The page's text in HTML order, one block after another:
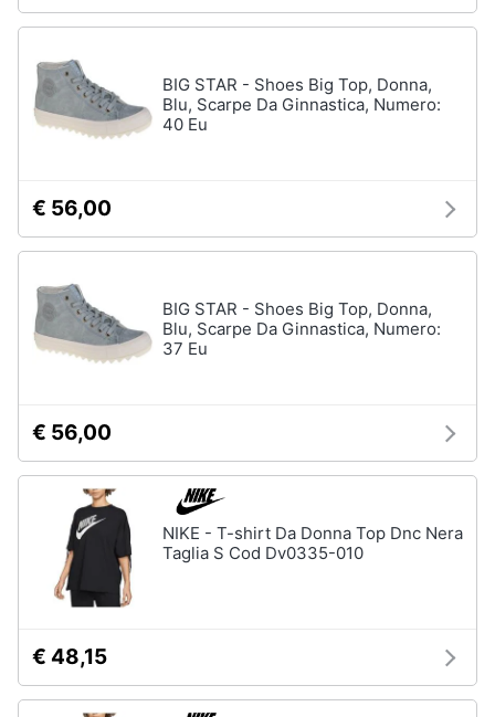
BIG STAR - Shoes Big Top, Donna,
Blu, Scarpe Da Ginnastica, Numero:
40 Eu
€ 56,00
BIG STAR - Shoes Big Top, Donna,
Blu, Scarpe Da Ginnastica, Numero:
37 Eu
€ 56,00
NIKE - T-shirt Da Donna Top Dnc Nera
Taglia S Cod Dv0335-010
€ 48,15